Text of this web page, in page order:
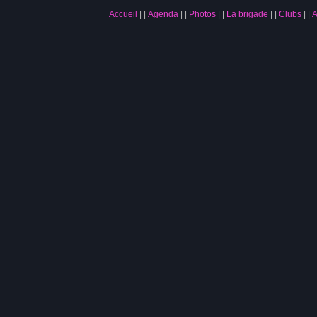
Accueil | Agenda | Photos | La brigade | Clubs |